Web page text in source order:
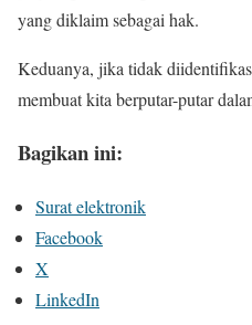
yang diklaim sebagai hak.
Keduanya, jika tidak
membuat kita berputar-putar
Bagikan ini:
Surat elektronik
Facebook
X
LinkedIn